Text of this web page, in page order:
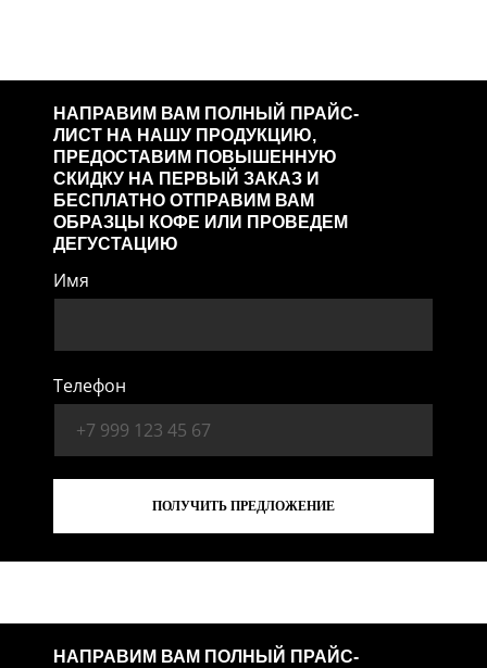
НАПРАВИМ ВАМ ПОЛНЫЙ ПРАЙС-
ЛИСТ НА НАШУ ПРОДУКЦИЮ,
ПРЕДОСТАВИМ ПОВЫШЕННУЮ
СКИДКУ НА ПЕРВЫЙ ЗАКАЗ И
БЕСПЛАТНО ОТПРАВИМ ВАМ
ОБРАЗЦЫ КОФЕ ИЛИ ПРОВЕДЕМ
ДЕГУСТАЦИЮ
Имя
Телефон
ПОЛУЧИТЬ ПРЕДЛОЖЕНИЕ
НАПРАВИМ ВАМ ПОЛНЫЙ ПРАЙС-